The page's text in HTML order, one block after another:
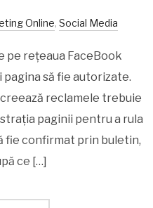
Online, Social Media
pe rețeaua FaceBook
să fie autorizate.
reclamele trebuie
paginii pentru a rula
fie confirmat prin buletin,
ce […]